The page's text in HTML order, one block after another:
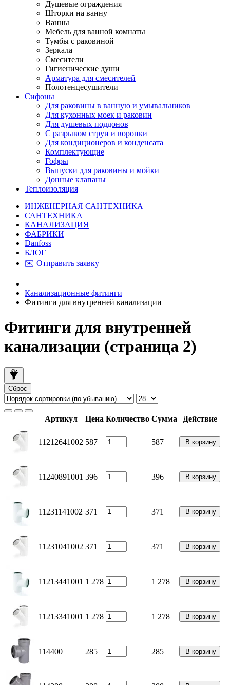
Душевые ограждения
Шторки на ванну
Ванны
Мебель для ванной комнаты
Тумбы с раковиной
Зеркала
Смесители
Гигиенические души
Арматура для смесителей
Полотенцесушители
Сифоны
Для раковины в ванную и умывальников
Для кухонных моек и раковин
Для душевых поддонов
С разрывом струи и воронки
Для кондиционеров и конденсата
Комплектующие
Гофры
Выпуски для раковины и мойки
Донные клапаны
Теплоизоляция
ИНЖЕНЕРНАЯ САНТЕХНИКА
САНТЕХНИКА
КАНАЛИЗАЦИЯ
ФАБРИКИ
Danfoss
БЛОГ
✉️ Отправить заявку
Канализационные фитинги
Фитинги для внутренней канализации
Фитинги для внутренней
канализации (страница 2)
Сброс
Артикул Цена Количество Сумма Действие
11212641002 587 587 В корзину
11240891001 396 396 В корзину
11231141002 371 371 В корзину
11231041002 371 371 В корзину
11213441001 1 278 1 278 В корзину
11213341001 1 278 1 278 В корзину
114400 285 285 В корзину